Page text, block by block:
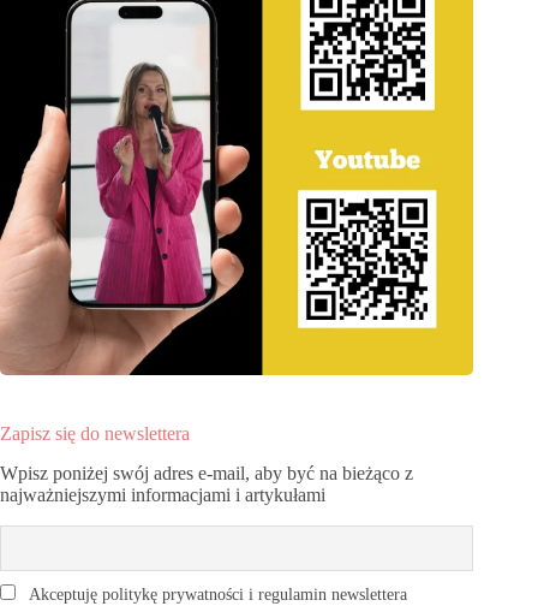
Zapisz się do newslettera
Wpisz poniżej swój adres e-mail, aby być na bieżąco z
najważniejszymi informacjami i artykułami
Akceptuję politykę prywatności i regulamin newslettera